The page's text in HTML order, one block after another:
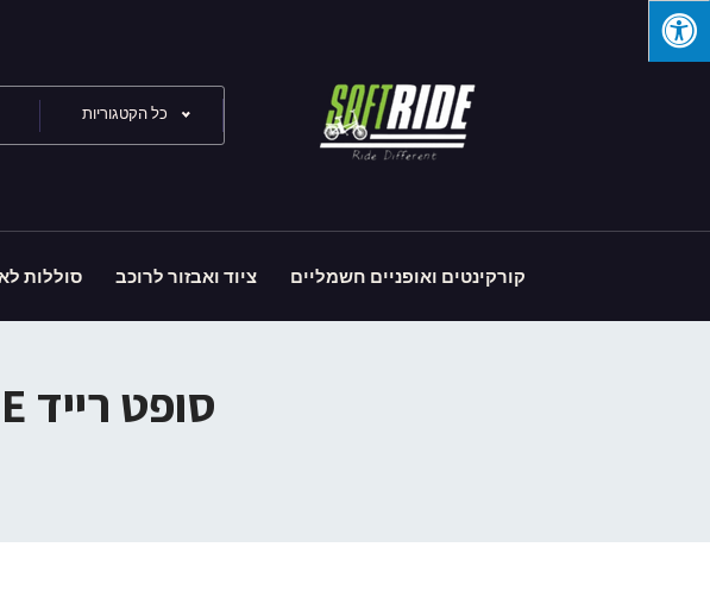
כל הקטגוריות
קורקינטים ואופניים חשמליים ציוד ואבזור לרוכב סוללות
סופט רייד Archives - SOFTRIDE